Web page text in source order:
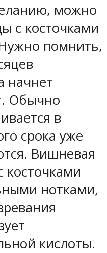
можно
с косточками
помнить,
начнет
Обычно
в
срока уже
Вишневая
косточками
нотками,
кислоты.